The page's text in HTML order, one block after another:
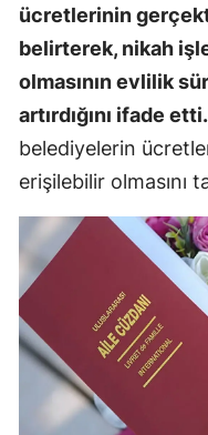
ücretlerinin
belirterek, nikah
olmasının evlilik
artırdığını ifade etti.
belediyelerin
erişilebilir olmasını